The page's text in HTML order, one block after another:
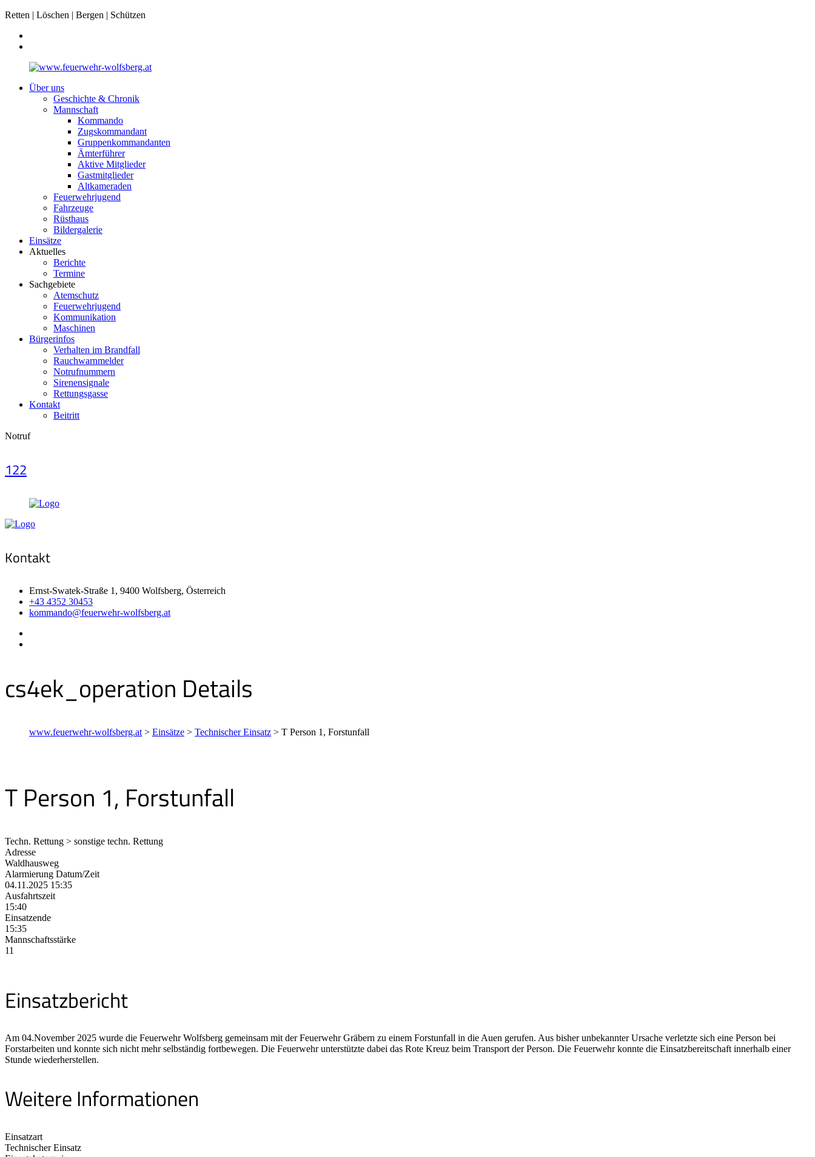
Retten | Löschen | Bergen | Schützen
Über uns
Geschichte & Chronik
Mannschaft
Kommando
Zugskommandant
Gruppenkommandanten
Ämterführer
Aktive Mitglieder
Gastmitglieder
Altkameraden
Feuerwehrjugend
Fahrzeuge
Rüsthaus
Bildergalerie
Einsätze
Aktuelles
Berichte
Termine
Sachgebiete
Atemschutz
Feuerwehrjugend
Kommunikation
Maschinen
Bürgerinfos
Verhalten im Brandfall
Rauchwarnmelder
Notrufnummern
Sirenensignale
Rettungsgasse
Kontakt
Beitritt
Notruf
122
Kontakt
Ernst-Swatek-Straße 1, 9400 Wolfsberg, Österreich
+43 4352 30453
kommando@feuerwehr-wolfsberg.at
cs4ek_operation Details
www.feuerwehr-wolfsberg.at > Einsätze > Technischer Einsatz > T Person 1, Forstunfall
T Person 1, Forstunfall
Techn. Rettung > sonstige techn. Rettung
Adresse
Waldhausweg
Alarmierung Datum/Zeit
04.11.2025 15:35
Ausfahrtszeit
15:40
Einsatzende
15:35
Mannschaftsstärke
11
Einsatzbericht
Am 04.November 2025 wurde die Feuerwehr Wolfsberg gemeinsam mit der Feuerwehr Gräbern zu einem Forstunfall in die Auen gerufen. Aus bisher unbekannter Ursache verletzte sich eine Person bei
Forstarbeiten und konnte sich nicht mehr selbständig fortbewegen. Die Feuerwehr unterstützte dabei das Rote Kreuz beim Transport der Person. Die Feuerwehr konnte die Einsatzbereitschaft innerhalb einer
Stunde wiederherstellen.
Weitere Informationen
Einsatzart
Technischer Einsatz